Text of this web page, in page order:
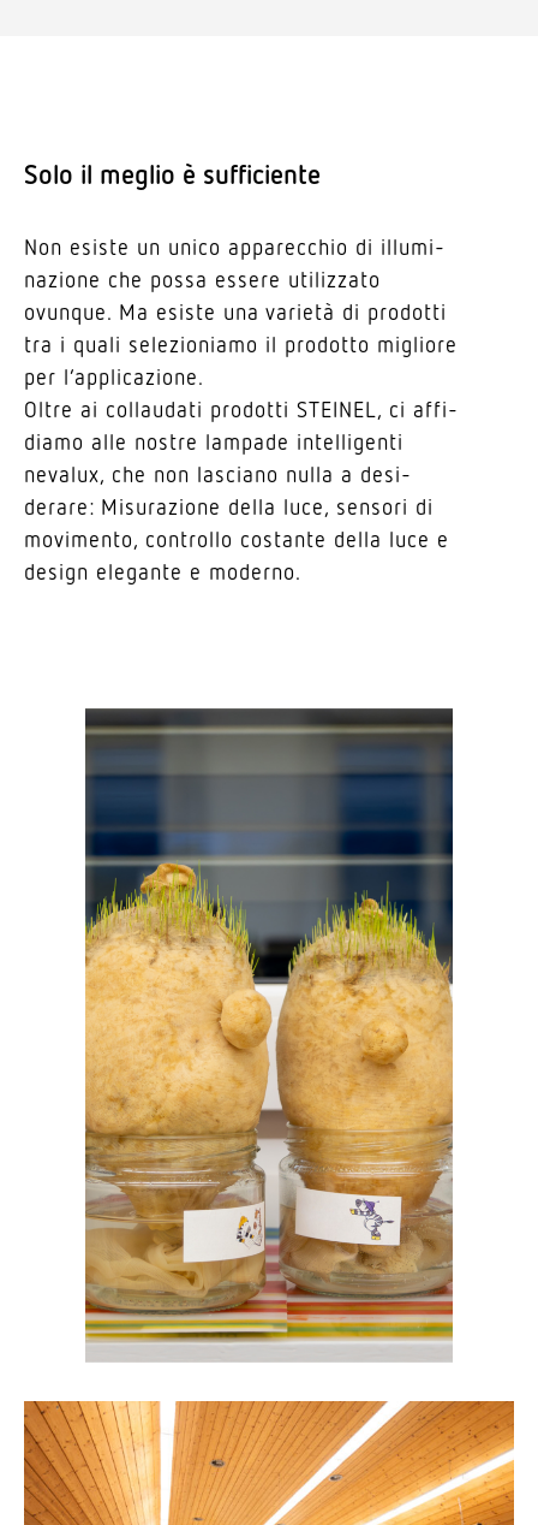
Solo il meglio è sufficiente
Non esiste un unico appa­recchio di illu­mi­
na­zione che possa essere utilizzato
ovunque. Ma esiste una varietà di prodotti
tra i quali sele­zio­niamo il prodotto migliore
per l’applicazione.
Oltre ai collaudati prodotti STEINEL, ci affi­
diamo alle nostre lampade intel­li­genti
nevalux, che non lasciano nulla a desi­
derare: Misu­ra­zione della luce, sensori di
movi­mento, controllo costante della luce e
design elegante e moderno.